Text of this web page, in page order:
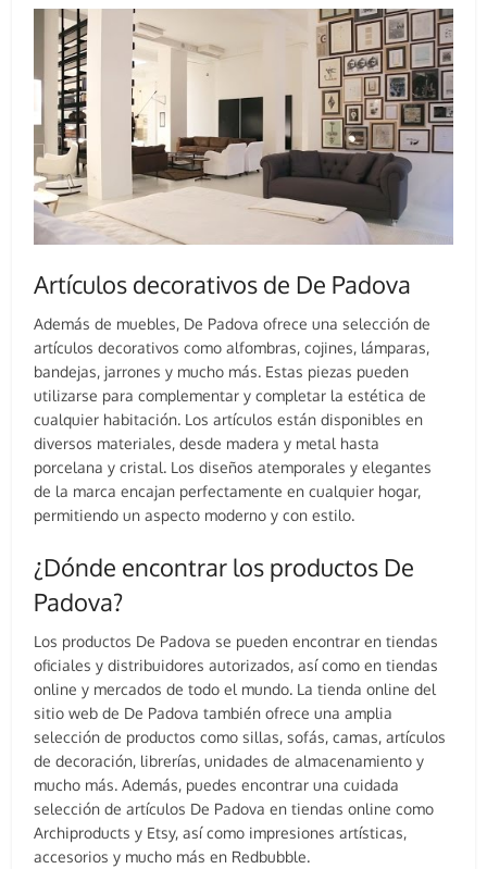
Artículos decorativos de De Padova
Además de muebles, De Padova ofrece una selección de
artículos decorativos como alfombras, cojines, lámparas,
bandejas, jarrones y mucho más. Estas piezas pueden
utilizarse para complementar y completar la estética de
cualquier habitación. Los artículos están disponibles en
diversos materiales, desde madera y metal hasta
porcelana y cristal. Los diseños atemporales y elegantes
de la marca encajan perfectamente en cualquier hogar,
permitiendo un aspecto moderno y con estilo.
¿Dónde encontrar los productos De
Padova?
Los productos De Padova se pueden encontrar en tiendas
oficiales y distribuidores autorizados, así como en tiendas
online y mercados de todo el mundo. La tienda online del
sitio web de De Padova también ofrece una amplia
selección de productos como sillas, sofás, camas, artículos
de decoración, librerías, unidades de almacenamiento y
mucho más. Además, puedes encontrar una cuidada
selección de artículos De Padova en tiendas online como
Archiproducts y Etsy, así como impresiones artísticas,
accesorios y mucho más en Redbubble.